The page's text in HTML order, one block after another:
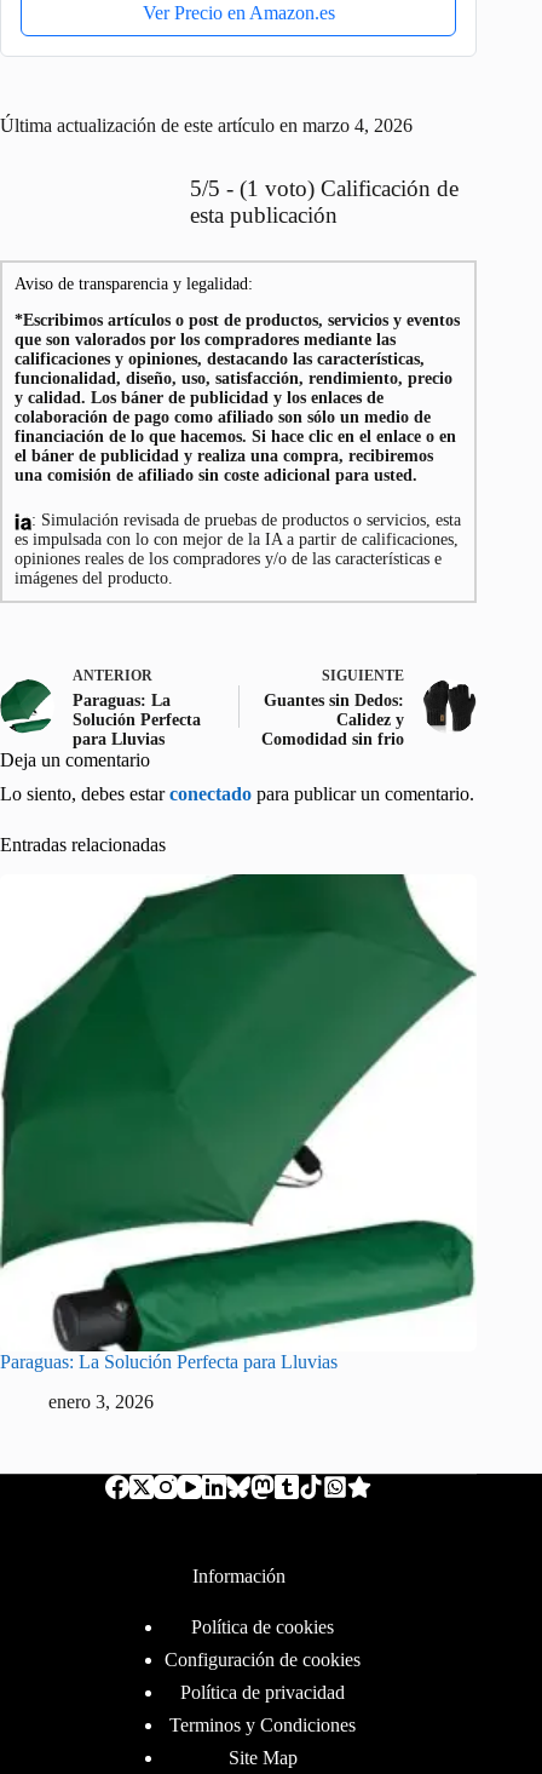
Ver Precio en Amazon.es
Última actualización de este artículo en marzo 4, 2026
5/5 - (1 voto) Calificación de
esta publicación
Aviso de transparencia y legalidad:
*Escribimos artículos o post de productos, servicios y eventos
que son valorados por los compradores mediante las
calificaciones y opiniones, destacando las características,
funcionalidad, diseño, uso, satisfacción, rendimiento, precio
y calidad. Los báner de publicidad y los enlaces de
colaboración de pago como afiliado son sólo un medio de
financiación de lo que hacemos. Si hace clic en el enlace o en
el báner de publicidad y realiza una compra, recibiremos
una comisión de afiliado sin coste adicional para usted.
: Simulación revisada de pruebas de productos o servicios, esta
es impulsada con lo con mejor de la IA a partir de calificaciones,
opiniones reales de los compradores y/o de las características e
imágenes del producto.
ANTERIOR
Paraguas: La
Solución Perfecta
para Lluvias
SIGUIENTE
Guantes sin Dedos:
Calidez y
Comodidad sin frio
Deja un comentario
Lo siento, debes estarconectado para publicar un comentario.
Entradas relacionadas
Paraguas: La Solución Perfecta para Lluvias
enero 3, 2026
Información
Política de cookies
Configuración de cookies
Política de privacidad
Terminos y Condiciones
Site Map